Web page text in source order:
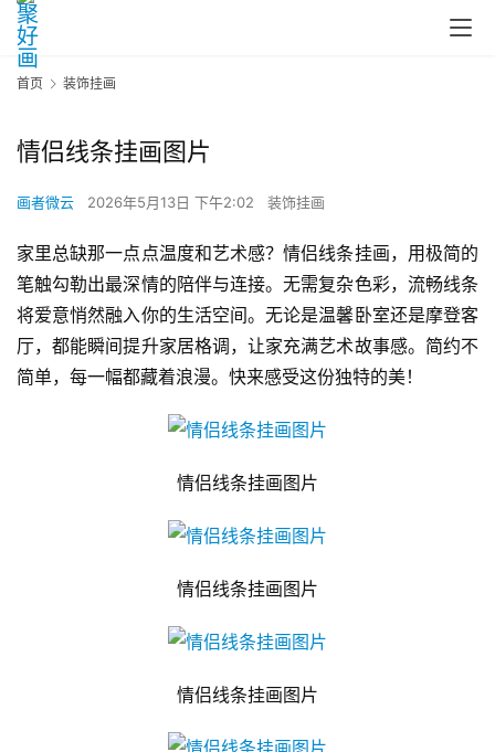
首页 装饰挂画
情侣线条挂画图片
画者微云 2026年5月13日 下午2:02 装饰挂画
家里总缺那一点点温度和艺术感？情侣线条挂画，用极简的
笔触勾勒出最深情的陪伴与连接。无需复杂色彩，流畅线条
将爱意悄然融入你的生活空间。无论是温馨卧室还是摩登客
厅，都能瞬间提升家居格调，让家充满艺术故事感。简约不
简单，每一幅都藏着浪漫。快来感受这份独特的美！
情侣线条挂画图片
情侣线条挂画图片
情侣线条挂画图片